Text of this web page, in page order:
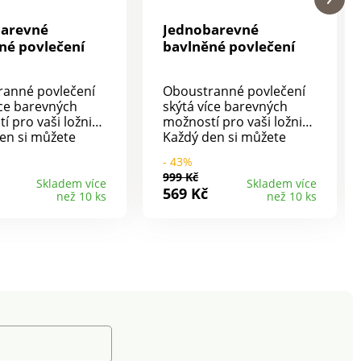
povlečení
povlečení
barevných
pro vaši ložnici.
si můžete
tomu vůbec
povlečení.
Skladem více
než 10 ks
Jednobarevné
bavlněné povlečení
Oboustranné povlečení
skýtá více barevných
možností pro vaši ložnici.
Každý den si můžete
nebude k tomu vůbec
nutné měnit povlečení.
Krásný decentní
- 43%
999 Kč
569 Kč
Skladem více
než 10 ks